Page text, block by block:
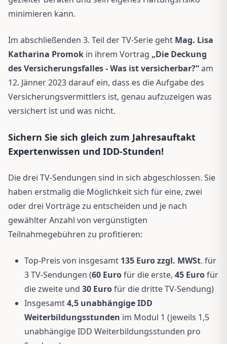
minimieren kann.
Im abschließenden 3. Teil der TV-Serie geht Mag. Lisa
Katharina Promok in ihrem Vortrag „Die Deckung
des Versicherungsfalles - Was ist versicherbar?“am
12. Jänner 2023 darauf ein, dass es die Aufgabe des
Versicherungsvermittlers ist, genau aufzuzeigen was
versichert ist und was nicht.
Sichern Sie sich gleich zum Jahresauftakt
Expertenwissen und IDD-Stunden!
Die drei TV-Sendungen sind in sich abgeschlossen. Sie
haben erstmalig die Möglichkeit sich für eine, zwei
oder drei Vorträge zu entscheiden und je nach
gewählter Anzahl von vergünstigten
Teilnahmegebühren zu profitieren:
Top-Preis von insgesamt 135 Euro zzgl. MWSt. für
3 TV-Sendungen (60 Eurofür die erste, 45 Eurofür
die zweite und 30 Eurofür die dritte TV-Sendung)
Insgesamt4,5 unabhängige IDD
Weiterbildungsstunden im Modul 1 (jeweils 1,5
unabhängige IDD Weiterbildungsstunden pro